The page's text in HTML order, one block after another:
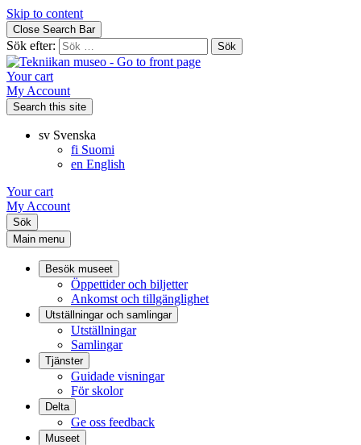
Skip to content
Close Search Bar
Sök efter:
Your cart
My Account
Search this site
sv Svenska
fi Suomi
en English
Your cart
My Account
Sök
Main menu
Besök museet
Öppettider och biljetter
Ankomst och tillgänglighet
Utställningar och samlingar
Utställningar
Samlingar
Tjänster
Guidade visningar
För skolor
Delta
Ge oss feedback
Museet